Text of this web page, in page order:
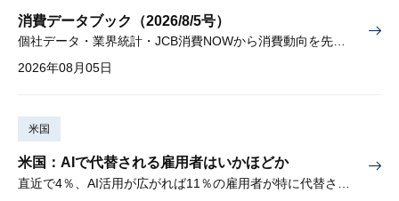
消費データブック（2026/8/5号）
個社データ・業界統計・JCB消費NOWから消費動向を先取り
2026年08月05日
米国
米国：AIで代替される雇用者はいかほどか